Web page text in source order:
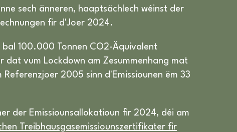
sech änneren, haaptsächlech wéinst der
fir d'Joer 2024.
100.000 Tonnen CO2-Äquivalent
dat vum Lockdown am Zesummenhang mat
2005 sinn d'Emissiounen ëm 33
der Emissiounsallokatioun fir 2024, déi am
Treibhausgasemissiounszertifikater fir